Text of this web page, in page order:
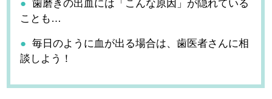
歯磨きの出血には「こんな原因」が隠れている
ことも…
毎日のように血が出る場合は、歯医者さんに相
談しよう！